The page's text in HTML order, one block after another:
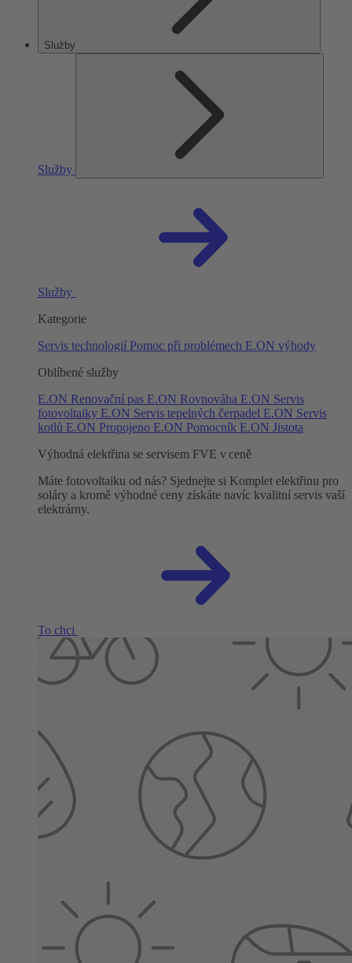
Služby
Služby
Služby
Kategorie
Servis technologií Pomoc při problémech E.ON výhody
Oblíbené služby
E.ON Renovační pas E.ON Rovnováha E.ON Servis
fotovoltaiky E.ON Servis tepelných čerpadel E.ON Servis
kotlů E.ON Propojeno E.ON Pomocník E.ON Jistota
Výhodná elektřina se servisem FVE v ceně
Máte fotovoltaiku od nás? Sjednejte si Komplet elektřinu pro
soláry a kromě výhodné ceny získáte navíc kvalitní servis vaší
elektrárny.
To chci